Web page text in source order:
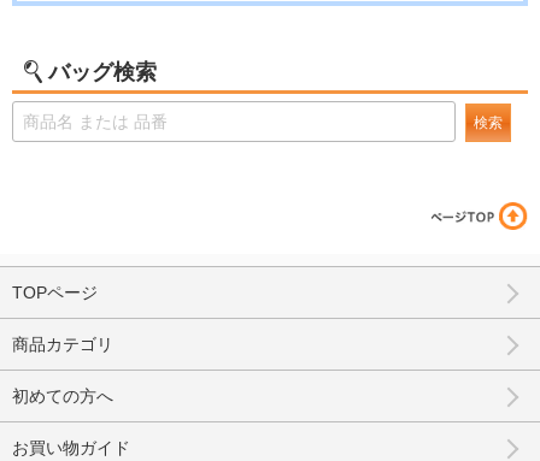
バッグ検索
検索
TOPページ
商品カテゴリ
初めての方へ
お買い物ガイド